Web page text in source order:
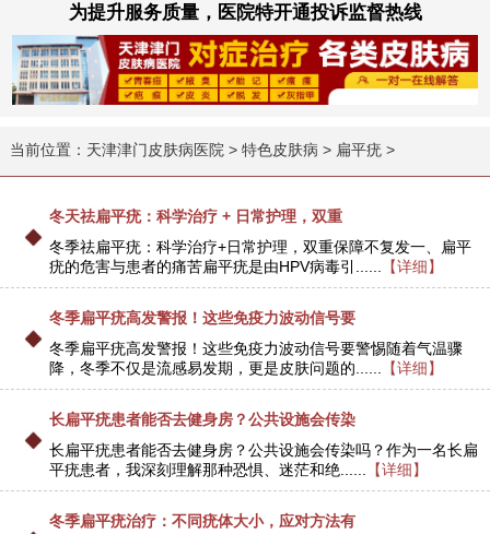
为提升服务质量，医院特开通投诉监督热线
当前位置： 天津津门皮肤病医院 > 特色皮肤病 > 扁平疣>
冬天祛扁平疣：科学治疗 + 日常护理，双重
冬季祛扁平疣：科学治疗+日常护理，双重保障不复发一、扁平
疣的危害与患者的痛苦扁平疣是由HPV病毒引......
【详细】
冬季扁平疣高发警报！这些免疫力波动信号要
冬季扁平疣高发警报！这些免疫力波动信号要警惕随着气温骤
降，冬季不仅是流感易发期，更是皮肤问题的......
【详细】
长扁平疣患者能否去健身房？公共设施会传染
长扁平疣患者能否去健身房？公共设施会传染吗？作为一名长扁
平疣患者，我深刻理解那种恐惧、迷茫和绝......
【详细】
冬季扁平疣治疗：不同疣体大小，应对方法有